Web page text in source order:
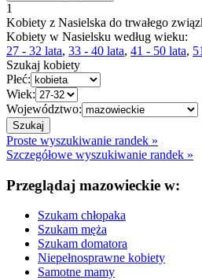
1
Kobiety z Nasielska do trwałego
Kobiety w Nasielsku według wieku:
27 - 32 lata, 33 - 40 lata, 41 - 50 lata,
Szukaj kobiety
Płeć:
Wiek:
Województwo:
Proste wyszukiwanie randek »
Szczegółowe wyszukiwanie randek »
Przeglądaj mazowieckie w:
Szukam chłopaka
Szukam męża
Szukam domatora
Niepełnosprawne kobiety
Samotne mamy